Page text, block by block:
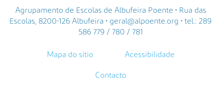
Agrupamento de Escolas de Albufeira Poente • Rua das
Escolas, 8200-126 Albufeira • geral@alpoente.org • tel.: 289
586 779 / 780 / 781
Mapa do sítio Acessibilidade
Contacto